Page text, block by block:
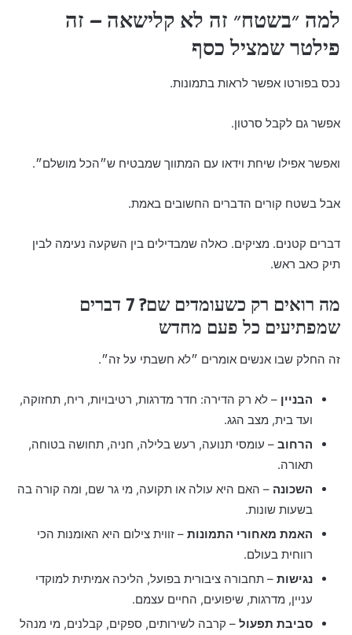
למה ״בשטח״ זה לא קלישאה – זה
פילטר שמציל כסף
נכס בפורטו אפשר לראות בתמונות.
אפשר גם לקבל סרטון.
ואפשר אפילו שיחת וידאו עם המתווך שמבטיח ש״הכל מושלם״.
אבל בשטח קורים הדברים החשובים באמת.
דברים קטנים. מציקים. כאלה שמבדילים בין השקעה נעימה לבין
תיק כאב ראש.
מה רואים רק כשעומדים שם? 7 דברים
שמפתיעים כל פעם מחדש
זה החלק שבו אנשים אומרים ״לא חשבתי על זה״.
הבניין – לא רק הדירה: חדר מדרגות, רטיבויות, ריח, תחזוקה,
ועד בית, מצב הגג.
הרחוב – עומסי תנועה, רעש בלילה, חניה, תחושה בטוחה,
תאורה.
השכונה – האם היא עולה או תקועה, מי גר שם, ומה קורה בה
בשעות שונות.
האמת מאחורי התמונות – זווית צילום היא האומנות הכי
רווחית בעולם.
נגישות – תחבורה ציבורית בפועל, הליכה אמיתית למוקדי
עניין, מדרגות, שיפועים, החיים עצמם.
סביבת תפעול – קרבה לשירותים, ספקים, קבלנים, מי מנהל